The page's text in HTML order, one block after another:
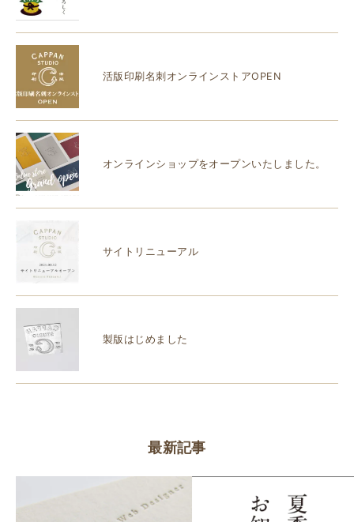
活版印刷名刺オンラインストアOPEN
オンラインショップをオープンいたしました。
サイトリニューアル
製版はじめました
最新記事